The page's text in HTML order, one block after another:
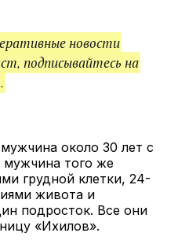
новости
подписывайтесь на
около 30 лет с
того же
грудной клетки, 24-
живота и
подросток. Все они
«Ихилов».